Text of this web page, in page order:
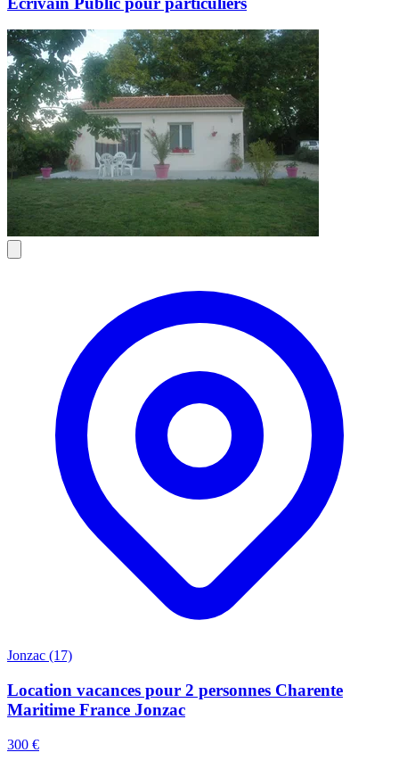
Jonzac (17)
Location vacances pour 2 personnes Charente
Maritime France Jonzac
300 €